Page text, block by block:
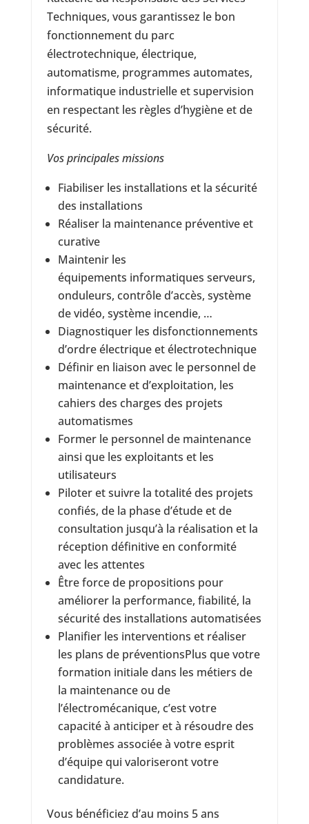
Techniques, vous garantissez le bon
fonctionnement du parc
électrotechnique, électrique,
automatisme, programmes automates,
informatique industrielle et supervision
en respectant les règles d’hygiène et de
sécurité.
Vos principales missions
Fiabiliser les installations et la sécurité
des installations
Réaliser la maintenance préventive et
curative
Maintenir les
équipements informatiques serveurs,
onduleurs, contrôle d’accès, système
de vidéo, système incendie, …
Diagnostiquer les disfonctionnements
d’ordre électrique et électrotechnique
Définir en liaison avec le personnel de
maintenance et d’exploitation, les
cahiers des charges des projets
automatismes
Former le personnel de maintenance
ainsi que les exploitants et les
utilisateurs
Piloter et suivre la totalité des projets
confiés, de la phase d’étude et de
consultation jusqu’à la réalisation et la
réception définitive en conformité
avec les attentes
Être force de propositions pour
améliorer la performance, fiabilité, la
sécurité des installations automatisées
Planifier les interventions et réaliser
les plans de préventionsPlus que votre
formation initiale dans les métiers de
la maintenance ou de
l’électromécanique, c’est votre
capacité à anticiper et à résoudre des
problèmes associée à votre esprit
d’équipe qui valoriseront votre
candidature.
Vous bénéficiez d’au moins 5 ans